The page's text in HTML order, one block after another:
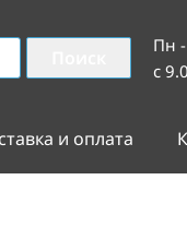
Пн
с
и оплата